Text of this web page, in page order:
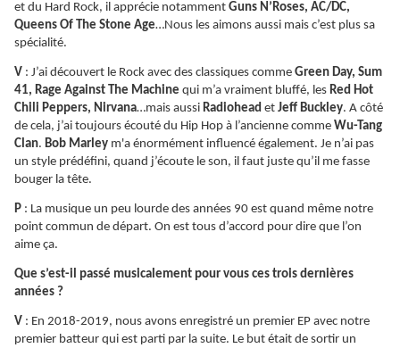
et du Hard Rock, il apprécie notamment Guns N’Roses, AC/DC,
Queens Of The Stone Age…Nous les aimons aussi mais c’est plus sa
spécialité.
V : J’ai découvert le Rock avec des classiques comme Green Day, Sum
41, Rage Against The Machine qui m’a vraiment bluffé, les Red Hot
Chili Peppers, Nirvana…mais aussi Radiohead et Jeff Buckley. A côté
de cela, j’ai toujours écouté du Hip Hop à l’ancienne comme Wu-Tang
Clan. Bob Marley m'a énormément influencé également. Je n’ai pas
un style prédéfini, quand j’écoute le son, il faut juste qu’il me fasse
bouger la tête.
P : La musique un peu lourde des années 90 est quand même notre
point commun de départ. On est tous d’accord pour dire que l’on
aime ça.
Que s’est-il passé musicalement pour vous ces trois dernières
années ?
V : En 2018-2019, nous avons enregistré un premier EP avec notre
premier batteur qui est parti par la suite. Le but était de sortir un